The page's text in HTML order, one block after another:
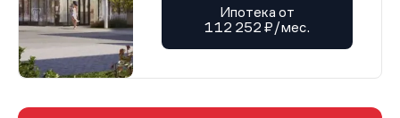
Ипотека от
112 252 ₽/мес.